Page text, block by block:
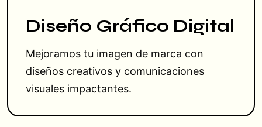
Diseño Gráfico Digital
Mejoramos tu imagen de marca con
diseños creativos y comunicaciones
visuales impactantes.